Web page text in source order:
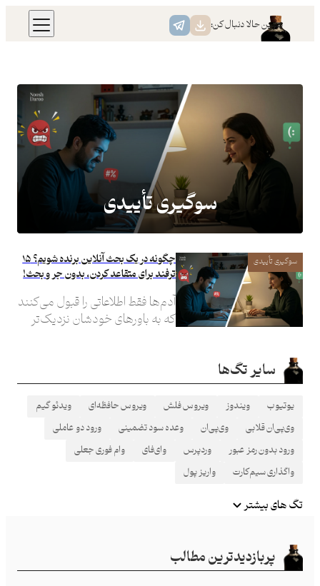
محتوا
همین حالا دنبال کن:
سوگیری تأییدی
سایر تگ‌ها
یوتیوب ویندوز ویروس فلش ویروس حافظه‌ای
ویدئو گیم
وی‌پی‌ان قلابی
وی‌پی‌ان وعده سود تضمینی
ورود دو عاملی
ورود بدون رمز عبور
وردپرس وای‌فای
وام فوری جعلی
واگذاری سیم‌کارت
واریز پول
تگ های بیشتر
پربازدیدترین مطالب
سوگیری تأییدی
چگونه در یک بحث آنلاین برنده شویم؟ ۱۵
ترفند برای متقاعد کردن، بدون جر و بحث!
آدم‌ها فقط اطلاعاتی را قبول می‌کنند
که به باورهای خودشان نزدیک‌تر